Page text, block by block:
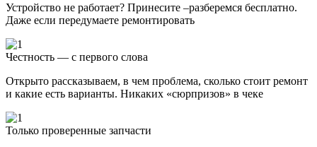
Устройство не работает? Принесите –разберемся бесплатно.
Даже если передумаете ремонтировать
Честность — с первого слова
Открыто рассказываем, в чем проблема, сколько стоит ремонт
и какие есть варианты. Никаких «сюрпризов» в чеке
Только проверенные запчасти